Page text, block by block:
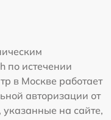
по истечении
в Москве работает
авторизации от
на сайте,